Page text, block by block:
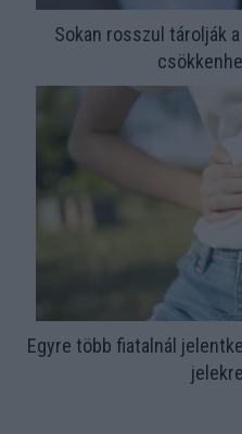
Sokan rosszul tárolják
Egyre több fiatalnál